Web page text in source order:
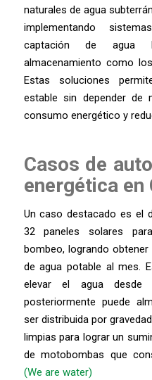
naturales de agua
implementando
captación de agua
almacenamiento como los
Estas soluciones
estable sin depender de
consumo energético y
Casos de
energética en
Un caso destacado es el
32 paneles solares
bombeo, logrando
de agua potable al mes.
elevar el agua desde
posteriormente puede
ser distribuida por
limpias para lograr un
de motobombas que
(We are water)